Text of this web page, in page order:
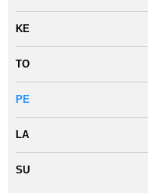
KE
TO
PE
LA
SU